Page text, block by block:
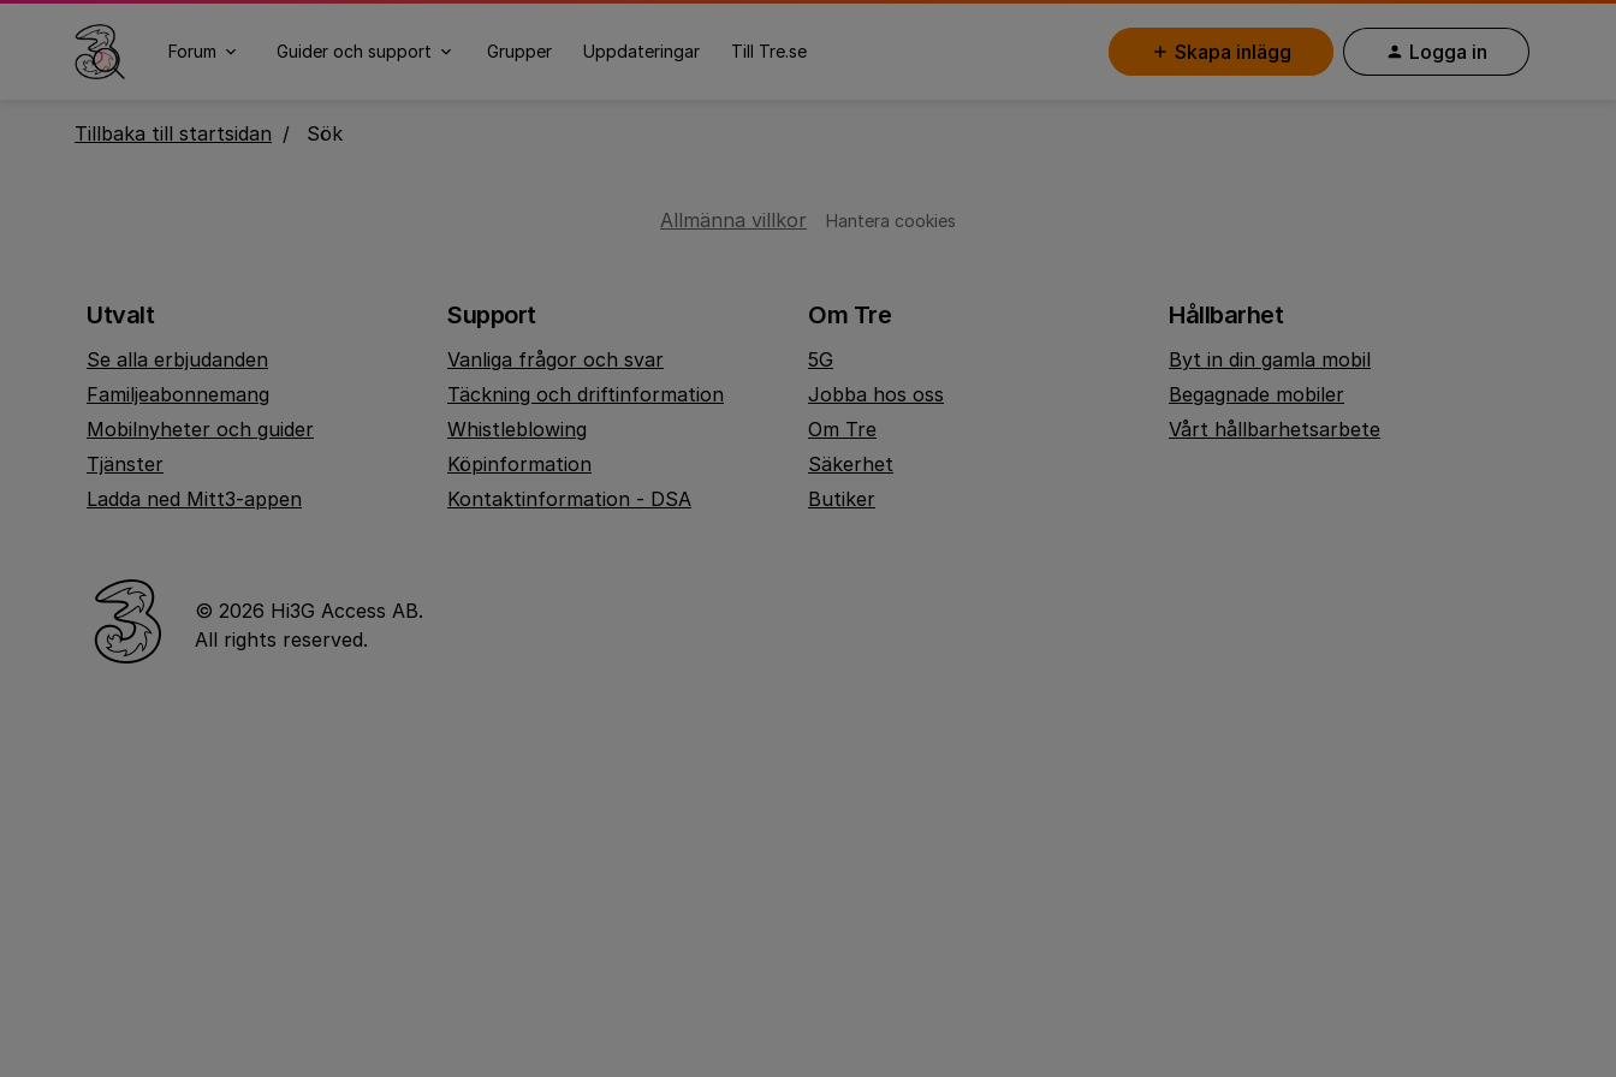
Forum Guider och support Grupper Uppdateringar Till Tre.se Skapa inlägg Logga in
Tillbaka till startsidan Sök
Allmänna villkor Hantera cookies
Utvalt
Se alla erbjudanden
Familjeabonnemang
Mobilnyheter och guider
Tjänster
Ladda ned Mitt3-appen
Support
Vanliga frågor och svar
Täckning och driftinformation
Whistleblowing
Köpinformation
Kontaktinformation - DSA
Om Tre
5G
Jobba hos oss
Om Tre
Säkerhet
Butiker
Hållbarhet
Byt in din gamla mobil
Begagnade mobiler
Vårt hållbarhetsarbete
© 2026 Hi3G Access AB.
All rights reserved.